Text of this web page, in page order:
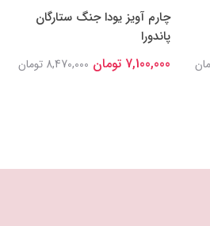
چارم آویز یودا جنگ ستارگان
پاندورا
7,100,000 تومان 8,470,000 تومان